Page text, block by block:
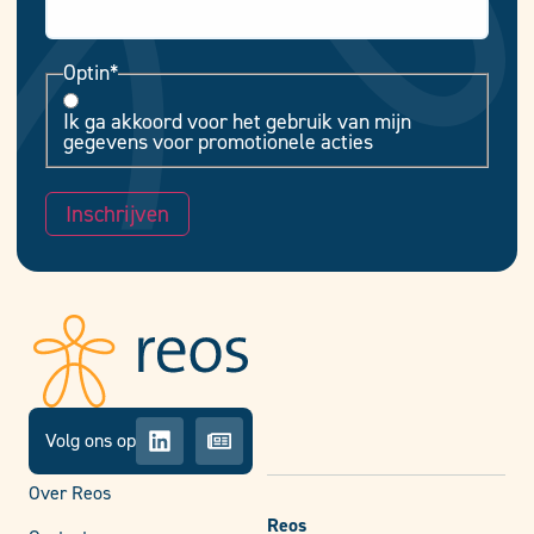
Optin*
Ik ga akkoord voor het gebruik van mijn
gegevens voor promotionele acties
Inschrijven
Volg ons op
Over Reos
Reos